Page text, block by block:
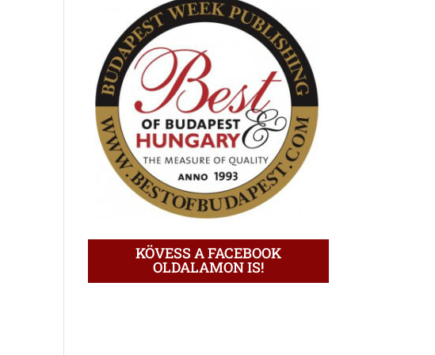
KÖVESS A FACEBOOK
OLDALAMON IS!